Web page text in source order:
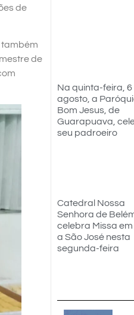
de
também
de
Na quinta-feira, 6
agosto, a
Bom Jesus, de
Guarapuava,
seu padroeiro
Catedral Nossa
Senhora de
celebra Missa
a São José nesta
segunda-feira